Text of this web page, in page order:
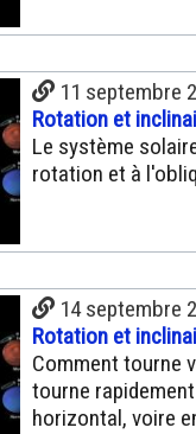
11 septembre
Rotation et
Le système
rotation et à
14 septembre
Rotation et
Comment tourne
tourne
horizontal, voire